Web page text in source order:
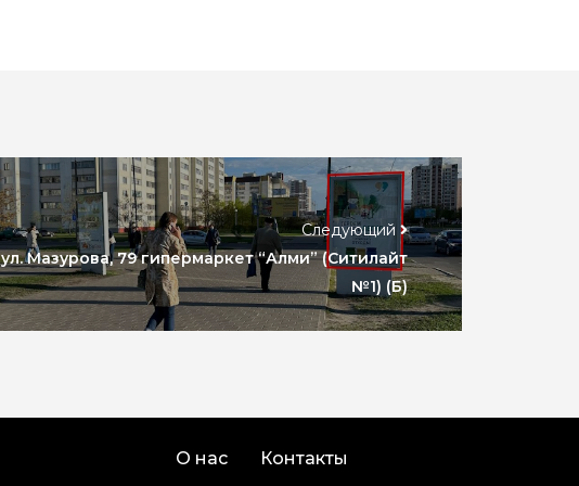
Следующий
ул. Мазурова, 79 гипермаркет “Алми” (Ситилайт
№1) (Б)
О нас Контакты